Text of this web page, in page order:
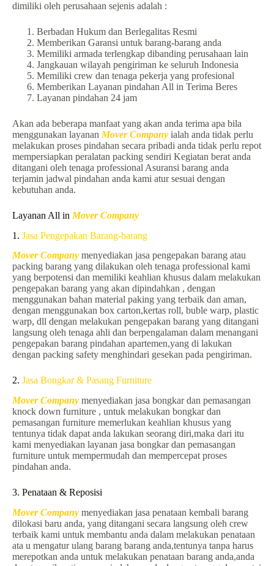
dimiliki oleh perusahaan sejenis adalah :
Berbadan Hukum dan Berlegalitas Resmi
Memberikan Garansi untuk barang-barang anda
Memiliki armada terlengkap dibanding perusahaan lain
Jangkauan wilayah pengiriman ke seluruh Indonesia
Memiliki crew dan tenaga pekerja yang profesional
Memberikan Layanan pindahan All in Terima Beres
Layanan pindahan 24 jam
Akan ada beberapa manfaat yang akan anda terima apa bila
menggunakan layanan Mover Company ialah anda tidak perlu
melakukan proses pindahan secara pribadi anda tidak perlu repot
mempersiapkan peralatan packing sendiri Kegiatan berat anda
ditangani oleh tenaga professional Asuransi barang anda
terjamin jadwal pindahan anda kami atur sesuai dengan
kebutuhan anda.
Layanan All in Mover Company
1. Jasa Pengepakan Barang-barang
Mover Company menyediakan jasa pengepakan barang atau
packing barang yang dilakukan oleh tenaga professional kami
yang berpotensi dan memiliki keahlian khusus dalam melakukan
pengepakan barang yang akan dipindahkan , dengan
menggunakan bahan material paking yang terbaik dan aman,
dengan menggunakan box carton,kertas roll, buble warp, plastic
warp, dll dengan melakukan pengepakan barang yang ditangani
langsung oleh tenaga ahli dan berpengalaman dalam menangani
pengepakan barang pindahan apartemen,yang di lakukan
dengan packing safety menghindari gesekan pada pengiriman.
2. Jasa Bongkar & Pasang Furniture
Mover Company menyediakan jasa bongkar dan pemasangan
knock down furniture , untuk melakukan bongkar dan
pemasangan furniture memerlukan keahlian khusus yang
tentunya tidak dapat anda lakukan seorang diri,maka dari itu
kami menyediakan layanan jasa bongkar dan pemasangan
furniture untuk mempermudah dan mempercepat proses
pindahan anda.
3. Penataan & Reposisi
Mover Company menyediakan jasa penataan kembali barang
dilokasi baru anda, yang ditangani secara langsung oleh crew
terbaik kami untuk membantu anda dalam melakukan penataan
ata u mengatur ulang barang barang anda,tentunya tanpa harus
merepotkan anda untuk melakukan penataan barang anda,anda